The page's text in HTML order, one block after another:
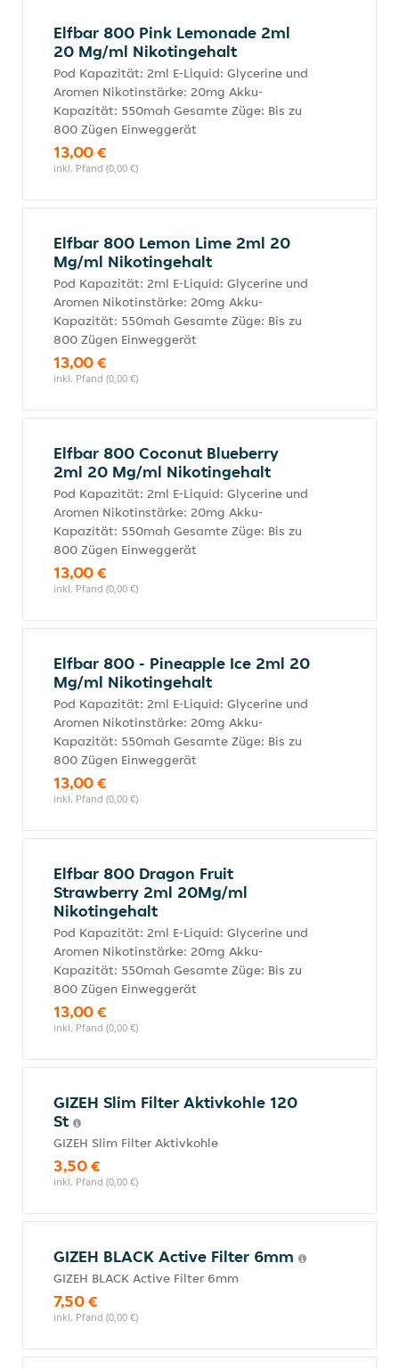
Elfbar 800 Pink Lemonade 2ml
20 Mg/ml Nikotingehalt
Pod Kapazität: 2ml E-Liquid: Glycerine und
Aromen Nikotinstärke: 20mg Akku-
Kapazität: 550mah Gesamte Züge: Bis zu
800 Zügen Einweggerät
13,00 €
inkl. Pfand (0,00 €)
Elfbar 800 Lemon Lime 2ml 20
Mg/ml Nikotingehalt
Pod Kapazität: 2ml E-Liquid: Glycerine und
Aromen Nikotinstärke: 20mg Akku-
Kapazität: 550mah Gesamte Züge: Bis zu
800 Zügen Einweggerät
13,00 €
inkl. Pfand (0,00 €)
Elfbar 800 Coconut Blueberry
2ml 20 Mg/ml Nikotingehalt
Pod Kapazität: 2ml E-Liquid: Glycerine und
Aromen Nikotinstärke: 20mg Akku-
Kapazität: 550mah Gesamte Züge: Bis zu
800 Zügen Einweggerät
13,00 €
inkl. Pfand (0,00 €)
Elfbar 800 - Pineapple Ice 2ml 20
Mg/ml Nikotingehalt
Pod Kapazität: 2ml E-Liquid: Glycerine und
Aromen Nikotinstärke: 20mg Akku-
Kapazität: 550mah Gesamte Züge: Bis zu
800 Zügen Einweggerät
13,00 €
inkl. Pfand (0,00 €)
Elfbar 800 Dragon Fruit
Strawberry 2ml 20Mg/ml
Nikotingehalt
Pod Kapazität: 2ml E-Liquid: Glycerine und
Aromen Nikotinstärke: 20mg Akku-
Kapazität: 550mah Gesamte Züge: Bis zu
800 Zügen Einweggerät
13,00 €
inkl. Pfand (0,00 €)
GIZEH Slim Filter Aktivkohle 120
St
GIZEH Slim Filter Aktivkohle
3,50 €
inkl. Pfand (0,00 €)
GIZEH BLACK Active Filter 6mm
GIZEH BLACK Active Filter 6mm
7,50 €
inkl. Pfand (0,00 €)